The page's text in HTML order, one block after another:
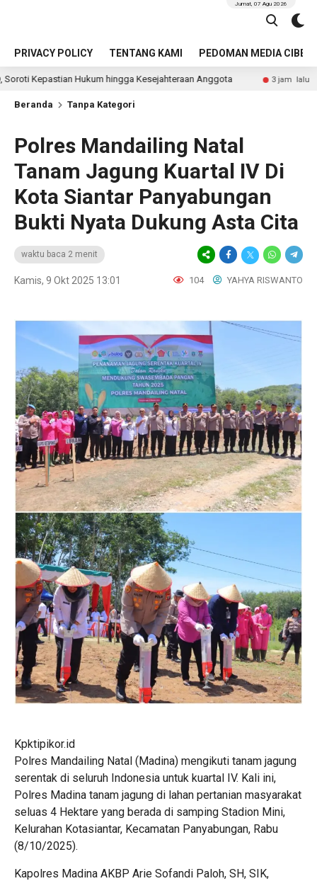
PRIVACY POLICY TENTANG KAMI PEDOMAN MEDIA CIBER
Jumat, 07 Agu 2026
Hukum hingga Kesejahteraan Anggota 3 jam lalu Identitas
Beranda Tanpa Kategori
Polres Mandailing Natal
Tanam Jagung Kuartal IV Di
Kota Siantar Panyabungan
Bukti Nyata Dukung Asta Cita
waktu baca 2 menit
Kamis, 9 Okt 2025 13:01 104 YAHYA RISWANTO
Kpktipikor.id
Polres Mandailing Natal (Madina) mengikuti tanam jagung
serentak di seluruh Indonesia untuk kuartal IV. Kali ini,
Polres Madina tanam jagung di lahan pertanian masyarakat
seluas 4 Hektare yang berada di samping Stadion Mini,
Kelurahan Kotasiantar, Kecamatan Panyabungan, Rabu
(8/10/2025).
Kapolres Madina AKBP Arie Sofandi Paloh, SH, SIK,